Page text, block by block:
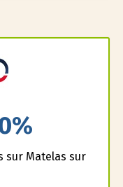
sur Matelas sur